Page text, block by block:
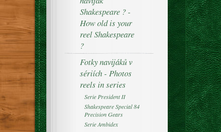
Shakespeare ? -
How old is your
reel Shakespeare
?
Fotky navijáků v
sériích - Photos
reels in series
Serie President II
Shakespeare Special 84
Precision Gears
Serie Ambidex